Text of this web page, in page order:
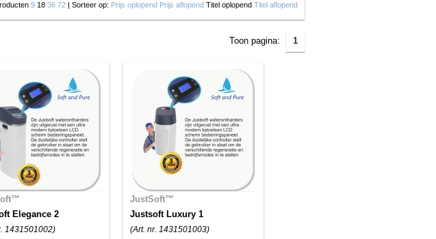
9 18 36 72 | Sorteer op: Prijs oplopend Prijs aflopend Titel oplopend Titel aflopend
Toon pagina: 1
Elegance 2
1431501002)
JustSoft™
Justsoft Luxury 1
(Art. nr. 1431501003)